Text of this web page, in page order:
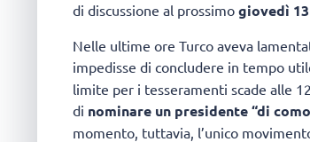
di discussione al prossimo giovedì
Nelle ultime ore Turco aveva
impedisse di concludere in tempo
limite per i tesseramenti scade alle
di nominare un presidente “di
momento, tuttavia, l’unico